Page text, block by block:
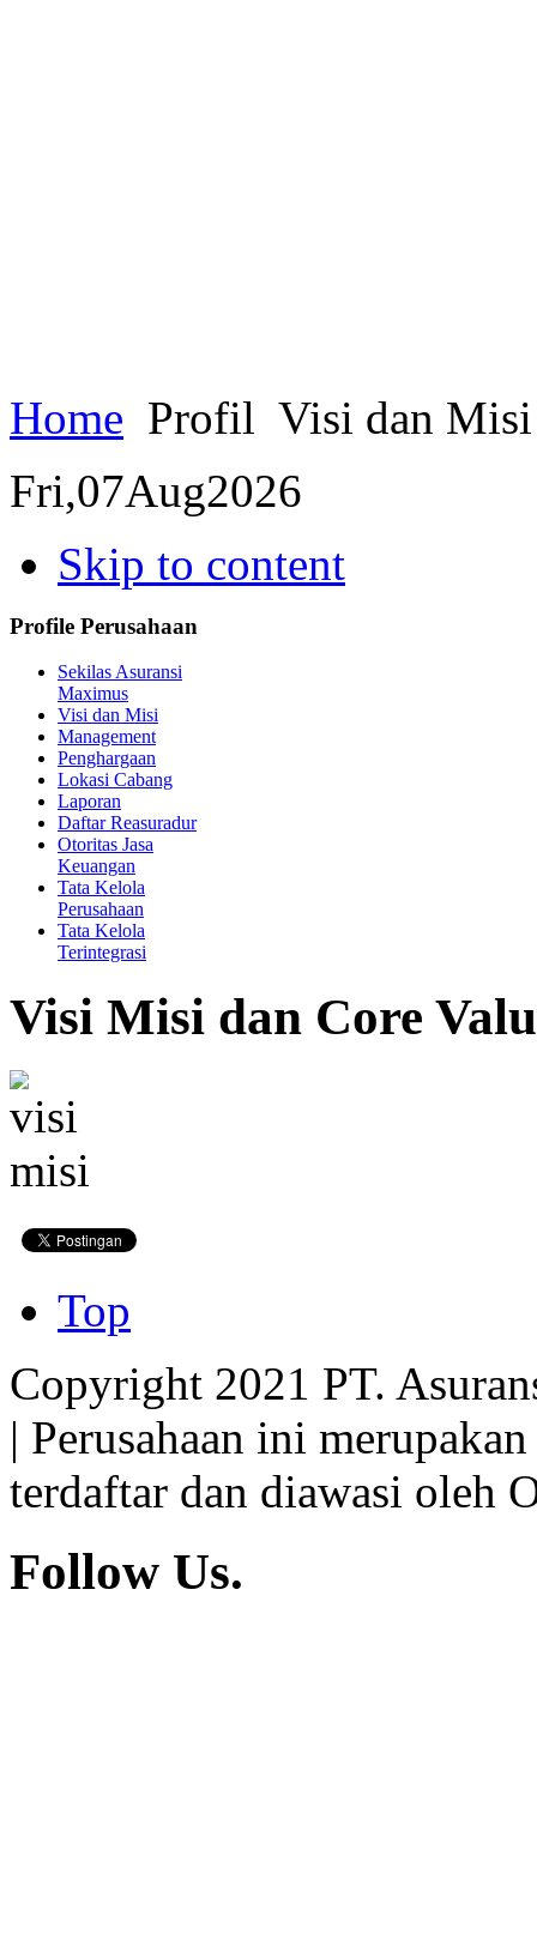
Home Profil Visi dan Misi
Fri,07Aug2026
Skip to content
Profile Perusahaan
Sekilas Asuransi
Maximus
Visi dan Misi
Management
Penghargaan
Lokasi Cabang
Laporan
Daftar Reasuradur
Otoritas Jasa
Keuangan
Tata Kelola
Perusahaan
Tata Kelola
Terintegrasi
Visi Misi dan Core
Top
Copyright 2021 PT.
| Perusahaan ini
terdaftar dan diawasi oleh
Follow Us.